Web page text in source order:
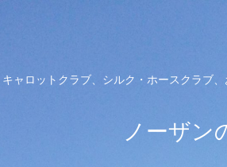
キャロットクラブ、シルク・ホースクラブ
ノーザン